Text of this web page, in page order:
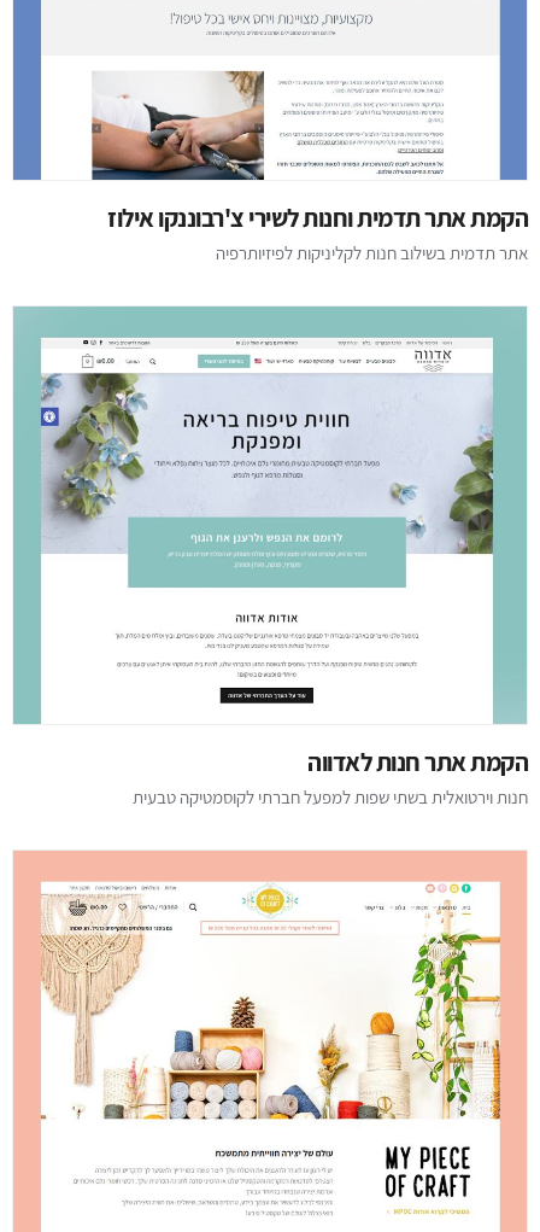
הקמת אתר תדמית וחנות לשירי צ'רבוננקו אילוז
אתר תדמית בשילוב חנות לקליניקות לפיזיותרפיה
הקמת אתר חנות לאדווה
חנות וירטואלית בשתי שפות למפעל חברתי לקוסמטיקה טבעית